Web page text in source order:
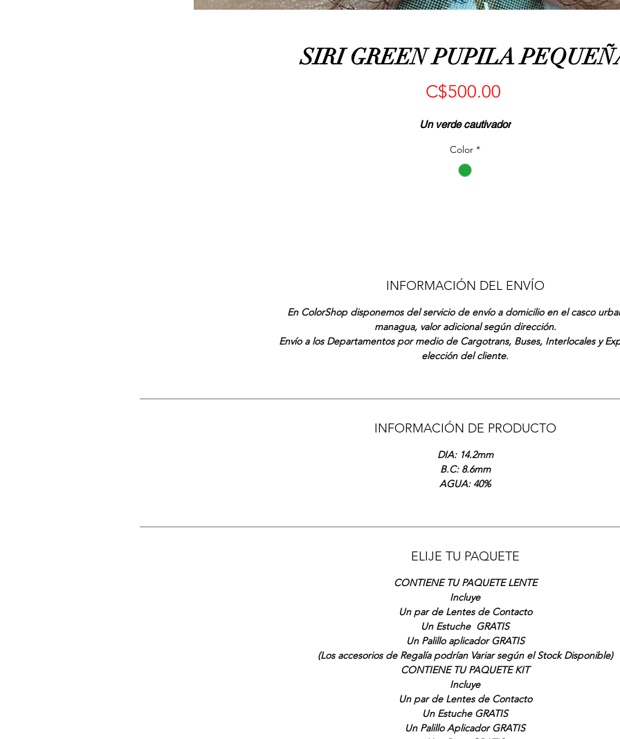
SIRI GREEN PUPILA
C$500.00
Un verde cautivador
Color *
INFORMACIÓN DEL ENVÍO
En ColorShop disponemos del servicio de envío a domicilio en el casco
managua, valor adicional según dirección.
Envío a los Departamentos por medio de Cargotrans, Buses, Interlocales y
elección del cliente.
INFORMACIÓN DE PRODUCTO
DIA: 14.2mm
B.C: 8.6mm
AGUA: 40%
ELIJE TU PAQUETE
CONTIENE TU PAQUETE LENTE
Incluye
Un par de Lentes de Contacto
Un Estuche GRATIS
Un Palillo aplicador GRATIS
(Los accesorios de Regalía podrían Variar según el Stock Disponible)
CONTIENE TU PAQUETE KIT
Incluye
Un par de Lentes de Contacto
Un Estuche GRATIS
Un Palillo Aplicador GRATIS